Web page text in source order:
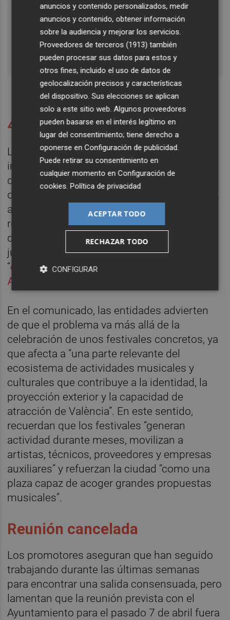
Música y ópera
Los festivales de la Ciutat de
les Arts i les Ciències, en vilo
Carlos Garsán
40 millones en juego
Las asociaciones subrayan también el
impacto económico de la situación y alertan
de que están en juego “40 millones de euros
de impacto directo en la ciudad de València”,
además de “2 millones de euros de
recaudación para Cacsa” y miles de puestos
de trabajo vinculados a estos eventos. A su
juicio, la incertidumbre actual pone además
“en entredicho la marca proyectada por el
Ayuntamiento como Valencia Music City
En el comunicado, las entidades advierten
de que el problema va más allá de la
celebración de unos festivales concretos, ya
que afecta a “una parte relevante del
ecosistema de actividades musicales y
culturales que contribuye a la identidad, la
proyección exterior y la capacidad de
atracción de València”. En este sentido,
recuerdan que los festivales “generan
actividad durante meses, movilizan a
artistas, técnicos, proveedores y empresas
auxiliares” y refuerzan la ciudad “como una
plaza capaz de acoger grandes propuestas
musicales”.
Reunión cancelada
Los promotores aseguran que han seguido
trabajando durante las últimas semanas
para encontrar una salida consensuada, pero
lamentan que la reunión prevista con el
Ayuntamiento para el pasado 7 de abril fuera
anuncios y contenido personalizados, medir
anuncios y contenido, obtener información
sobre la audiencia y mejorar los servicios.
Proveedores de terceros (1913) también
pueden procesar sus datos para estos y
otros fines, incluido el uso de datos de
geolocalización precisos y características
del dispositivo. Sus elecciones se aplican
solo a este sitio web. Algunos proveedores
pueden basarse en el interés legítimo en
lugar del consentimiento; tiene derecho a
oponerse enConfiguración de publicidad
Puede retirar su consentimiento en
cualquier momento enConfiguración de
cookies .Política de privacidad
ACEPTAR TODO
RECHAZAR TODO
CONFIGURAR